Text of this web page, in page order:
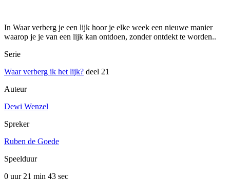
In Waar verberg je een lijk hoor je elke week een nieuwe manier
waarop je je van een lijk kan ontdoen, zonder ontdekt te worden..
Serie
Waar verberg ik het lijk? deel 21
Auteur
Dewi Wenzel
Spreker
Ruben de Goede
Speelduur
0 uur 21 min 43 sec